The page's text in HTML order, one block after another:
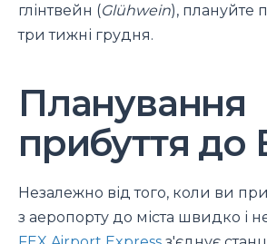
глінтвейн (Glühwein), плануйте
три тижні грудня.
Планування
прибуття до
Незалежно від того, коли ви
з аеропорту до міста швидко і